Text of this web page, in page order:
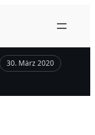
30. März 2020